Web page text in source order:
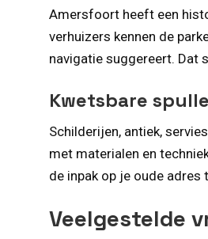
Amersfoort heeft een
verhuizers kennen de
navigatie suggereert. Dat
Kwetsbare
Schilderijen, antiek,
met materialen en
de inpak op je oude adres
Veelgestelde